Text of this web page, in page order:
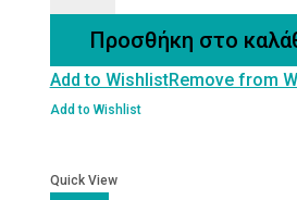
ποσότηταΠροσθήκη στο
Add to WishlistRemove from
Add to Wishlist
Quick View